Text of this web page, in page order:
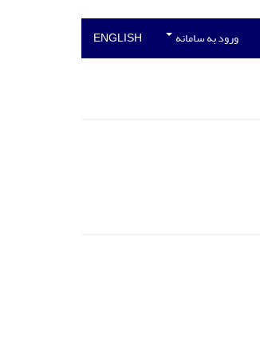
ورود به سامانه ENGLISH